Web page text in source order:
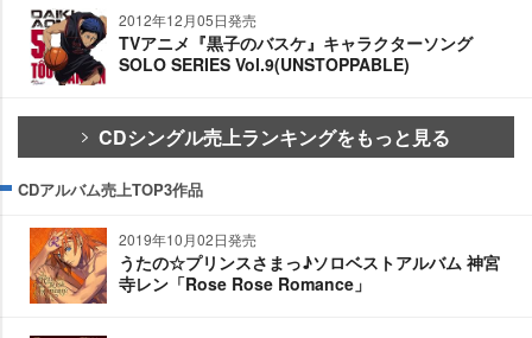
2012年12月05日発売
TVアニメ『黒子のバスケ』キャラクターソング
SOLO SERIES Vol.9(UNSTOPPABLE)
CDシングル売上ランキングをもっと見る
CDアルバム売上TOP3作品
2019年10月02日発売
うたの☆プリンスさまっ♪ソロベストアルバム 神宮
寺レン「Rose Rose Romance」